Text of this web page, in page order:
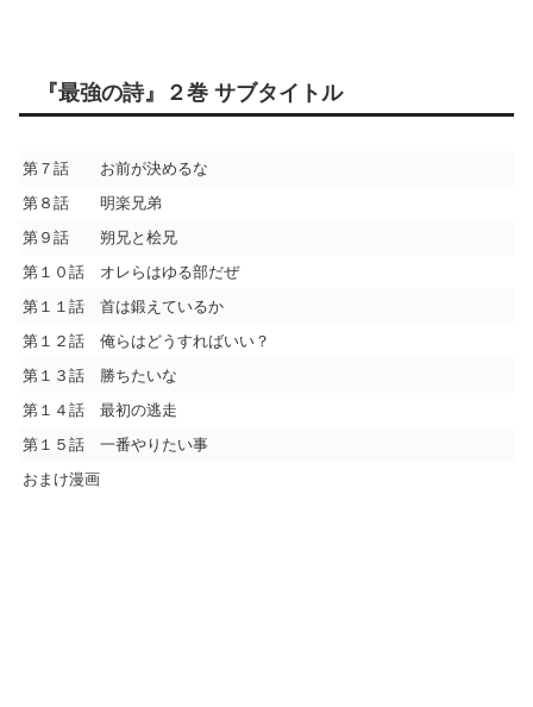
『最強の詩』２巻 サブタイトル
第７話 お前が決めるな
第８話 明楽兄弟
第９話 朔兄と桧兄
第１０話 オレらはゆる部だぜ
第１１話 首は鍛えているか
第１２話 俺らはどうすればいい？
第１３話 勝ちたいな
第１４話 最初の逃走
第１５話 一番やりたい事
おまけ漫画